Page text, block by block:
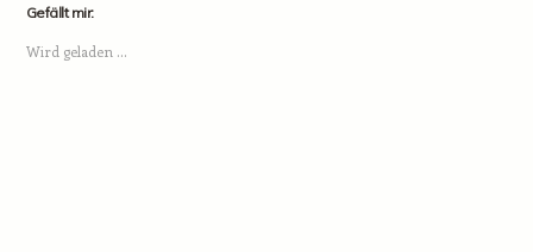
Gefällt mir:
Wird geladen …